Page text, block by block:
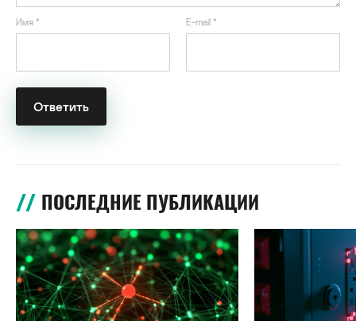
Имя * E-mail *
ПОСЛЕДНИЕ ПУБЛИКАЦИИ